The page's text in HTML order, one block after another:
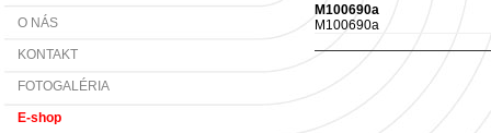
O NÁS
KONTAKT
FOTOGALÉRIA
E-shop
M100690a
M100690a